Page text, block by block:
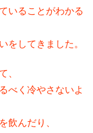
いることがわかる
をしてきました。
、
べく冷やさないよ
飲んだり、